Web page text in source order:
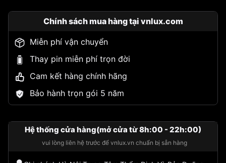
Chính sách mua hàng tại vnlux.com
Miễn phí vận chuyển
Thay pin miễn phí trọn đời
Cam kết hàng chính hãng
Bảo hành trọn gói 5 năm
Hệ thống cửa hàng(mở cửa từ 8h:00 - 22h:00)
vui lòng liên hệ trước để vnlux.vn chuẩn bị sẵn hàng